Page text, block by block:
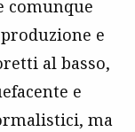
comunque
e
al basso,
e
ma